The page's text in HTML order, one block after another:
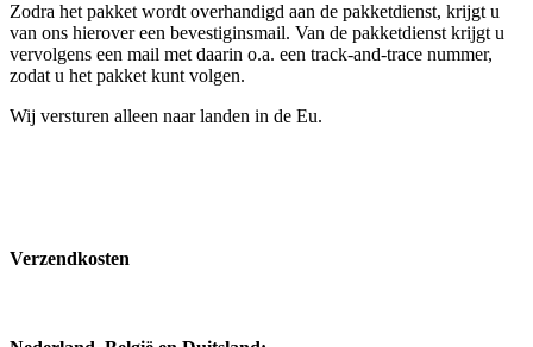
Zodra het pakket wordt overhandigd aan de pakketdienst, krijgt u
van ons hierover een bevestiginsmail. Van de pakketdienst krijgt u
vervolgens een mail met daarin o.a. een track-and-trace nummer,
zodat u het pakket kunt volgen.
Wij versturen alleen naar landen in de Eu.
Verzendkosten